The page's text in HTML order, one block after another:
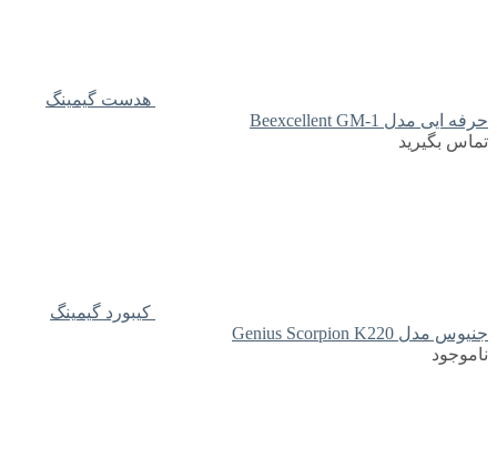
هدست گیمینگ
حرفه ایی مدل Beexcellent GM-1
تماس بگیرید
کیبورد گیمینگ
جنیوس مدل Genius Scorpion K220
ناموجود